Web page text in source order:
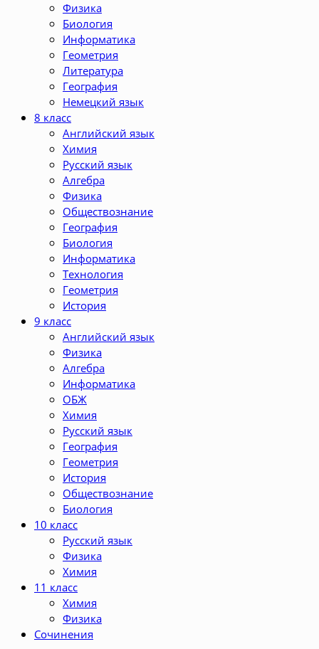
Физика
Биология
Информатика
Геометрия
Литература
География
Немецкий язык
8 класс
Английский язык
Химия
Русский язык
Алгебра
Физика
Обществознание
География
Биология
Информатика
Технология
Геометрия
История
9 класс
Английский язык
Физика
Алгебра
Информатика
ОБЖ
Химия
Русский язык
География
Геометрия
История
Обществознание
Биология
10 класс
Русский язык
Физика
Химия
11 класс
Химия
Физика
Сочинения